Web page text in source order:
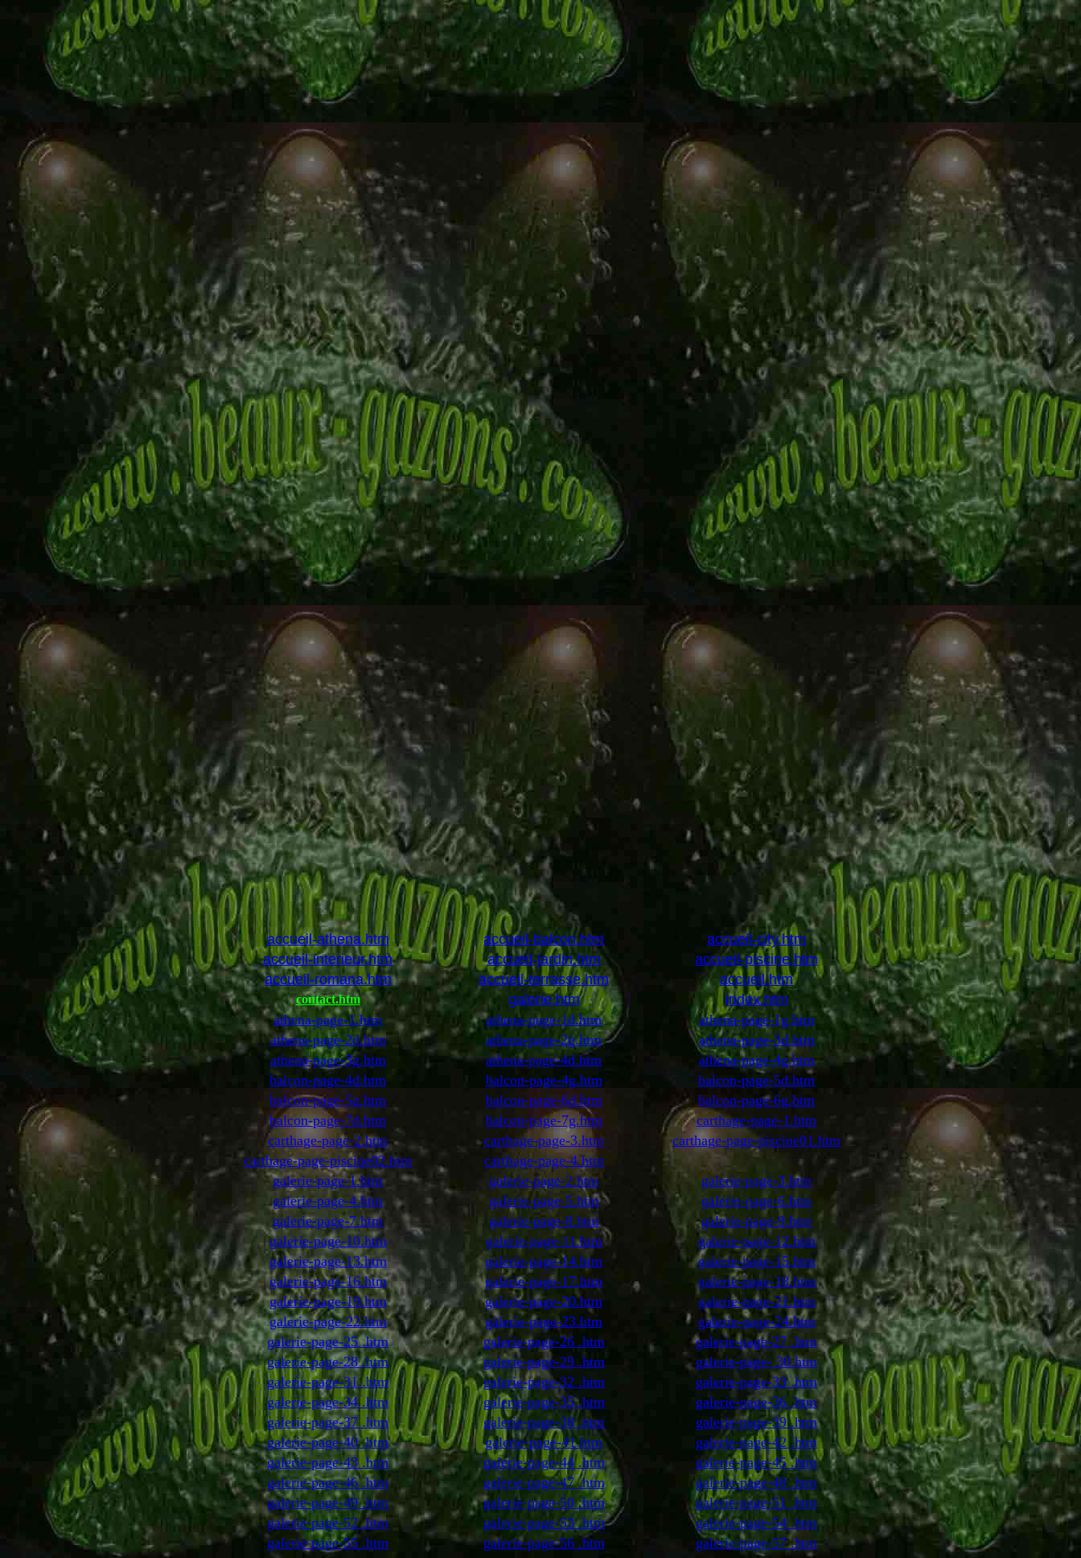
accueil-athena.htm accueil-balcon.htm
accueil-city.htm
accueil-interieur.htm
accueil-jardin.htm
accueil-piscine.htm
accueil-romana.htm
accueil-terrasse.htm accueil.htm
contact.htm galerie.htm
index.htm
athena-page-1.htm
athena-page-1d.htm
athena-page-1g.htm
athena-page-2d.htm
athena-page-2g.htm
athena-page-3d.htm
athena-page-3g.htm
athena-page-4d.htm
athena-page-4g.htm
balcon-page-4d.htm
balcon-page-4g.htm
balcon-page-5d.htm
balcon-page-5g.htm
balcon-page-6d.htm
balcon-page-6g.htm
balcon-page-7d.htm
balcon-page-7g.htm
carthage-page-1.htm
carthage-page-2.htm
carthage-page-3.htm
carthage-page-piscine01.htm
carthage-page-piscine02.htm
carthage-page-4.htm
galerie-page-1.htm
galerie-page-2.htm
galerie-page-3.htm
galerie-page-4.htm
galerie-page-5.htm
galerie-page-6.htm
galerie-page-7.htm
galerie-page-8.htm
galerie-page-9.htm
galerie-page-10.htm
galerie-page-11.htm
galerie-page-12.htm
galerie-page-13.htm
galerie-page-14.htm
galerie-page-15.htm
galerie-page-16.htm
galerie-page-17.htm
galerie-page-18.htm
galerie-page-19.htm
galerie-page-20.htm
galerie-page-21.htm
galerie-page-22.htm
galerie-page-23.htm
galerie-page-24.htm
galerie-page-25 .htm
galerie-page-26 .htm
galerie-page-27 .htm
galerie-page-28 .htm
galerie-page-29 .htm
galerie-page- 30.htm
galerie-page-31 .htm
galerie-page-32 .htm
galerie-page-33 .htm
galerie-page-34 .htm
galerie-page-35 .htm
galerie-page-36 .htm
galerie-page-37 .htm
galerie-page-38 .htm
galerie-page-39 .htm
galerie-page-40 .htm
galerie-page-41.htm
galerie-page-42 .htm
galerie-page-43 .htm
galerie-page-44 .htm
galerie-page-45 .htm
galerie-page-46 .htm
galerie-page-47 .htm
galerie-page-48 .htm
galerie-page-49 .htm
galerie-page-50 .htm
galerie-page-51 .htm
galerie-page-52 .htm
galerie-page-53 .htm
galerie-page-54 .htm
galerie-page-55 .htm
galerie-page-56 .htm
galerie-page-57 .htm